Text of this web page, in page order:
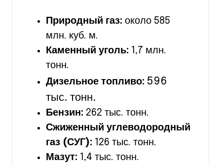
Природный газ: около 585
млн. куб. м.
Каменный уголь: 1,7 млн.
тонн.
Дизельное топливо: 596
тыс. тонн.
Бензин: 262 тыс. тонн.
Сжиженный углеводородный
газ (СУГ): 126 тыс. тонн.
Мазут: 1,4 тыс. тонн.